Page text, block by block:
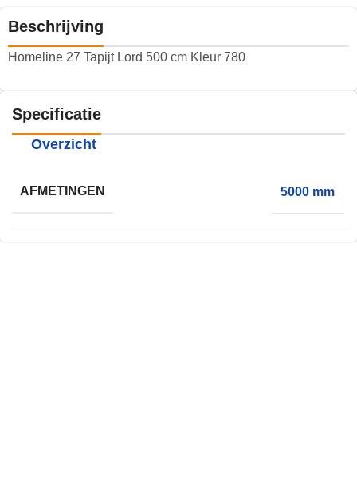
Beschrijving
Homeline 27 Tapijt Lord 500 cm Kleur 780
Specificatie
Overzicht
AFMETINGEN 5000 mm